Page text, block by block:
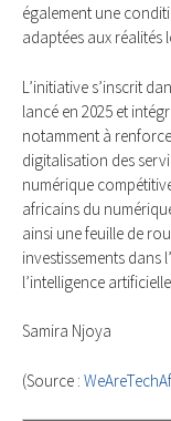
également une
adaptées aux réalités
L’initiative s’inscrit
lancé en 2025 et
notamment à
digitalisation des
numérique
africains du
ainsi une feuille de
investissements dans
l’intelligence artificielle.
Samira Njoya
(Source :